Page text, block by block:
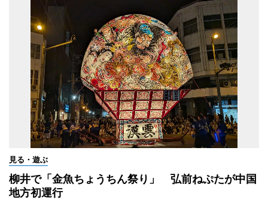
見る・遊ぶ
柳井で「金魚ちょうちん祭り」 弘前ねぷたが中国
地方初運行